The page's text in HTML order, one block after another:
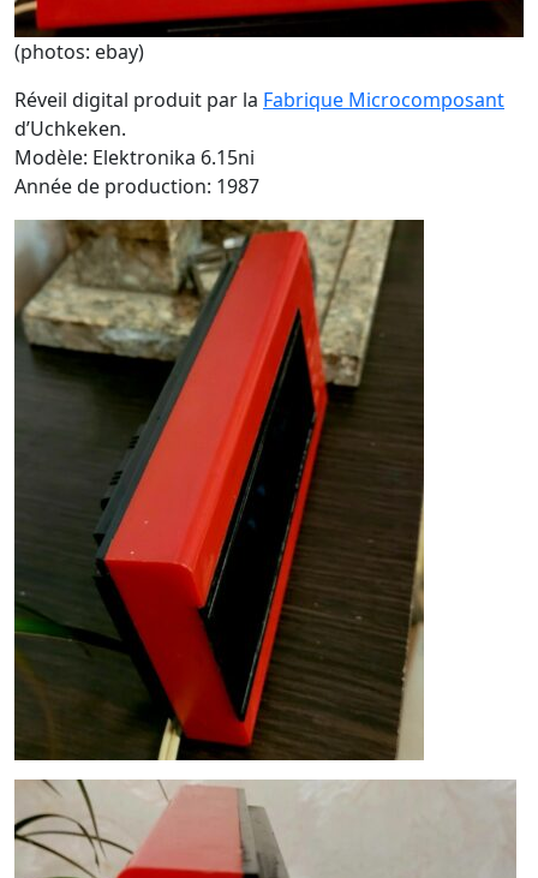
(photos: ebay)
Réveil digital produit par la Fabrique Microcomposant
d’Uchkeken.
Modèle: Elektronika 6.15ni
Année de production: 1987